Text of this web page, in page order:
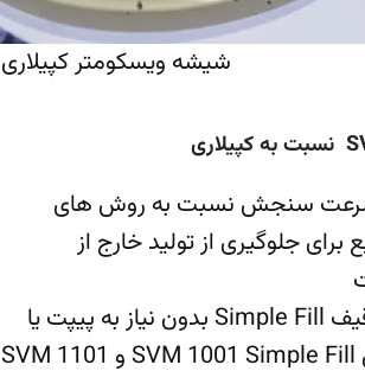
شیشه ویسکومتر کپیلاری
سرعت سنجش نسبت به روش های
جلوگیری از تولید خارج از
امکان استفاده از قیف Simple Fill بدون نیاز به پیپت یا
سرنگ در مدل‌های SVM 1001 Simple Fill و SVM 1101